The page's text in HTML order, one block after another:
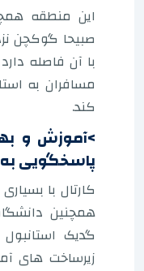
این منطقه
با آن فاصله
مسافران به
کند.
>آموزش و
پاسخگویی به
کارتال با
همچنین
گدیک
زیرساخت های